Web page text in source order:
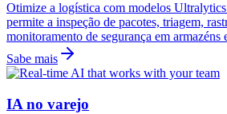
Otimize a logística com modelos
permite a inspeção de pacotes, triagem,
monitoramento de segurança em armazéns
Sabe mais
IA no varejo